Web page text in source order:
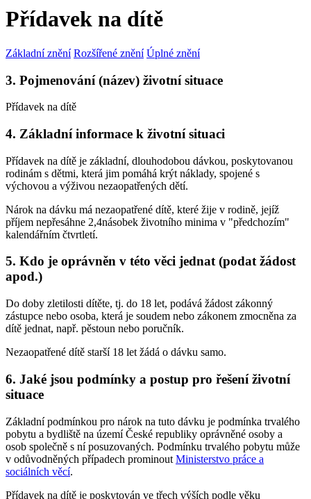
Přídavek na dítě
Základní znění Rozšířené znění Úplné znění
3. Pojmenování (název) životní situace
Přídavek na dítě
4. Základní informace k životní situaci
Přídavek na dítě je základní, dlouhodobou dávkou, poskytovanou
rodinám s dětmi, která jim pomáhá krýt náklady, spojené s
výchovou a výživou nezaopatřených dětí.
Nárok na dávku má nezaopatřené dítě, které žije v rodině, jejíž
příjem nepřesáhne 2,4násobek životního minima v "předchozím"
kalendářním čtvrtletí.
5. Kdo je oprávněn v této věci jednat (podat žádost
apod.)
Do doby zletilosti dítěte, tj. do 18 let, podává žádost zákonný
zástupce nebo osoba, která je soudem nebo zákonem zmocněna za
dítě jednat, např. pěstoun nebo poručník.
Nezaopatřené dítě starší 18 let žádá o dávku samo.
6. Jaké jsou podmínky a postup pro řešení životní
situace
Základní podmínkou pro nárok na tuto dávku je podmínka trvalého
pobytu a bydliště na území České republiky oprávněné osoby a
osob společně s ní posuzovaných. Podmínku trvalého pobytu může
v odůvodněných případech prominout Ministerstvo práce a
sociálních věcí.
Přídavek na dítě je poskytován ve třech výších podle věku